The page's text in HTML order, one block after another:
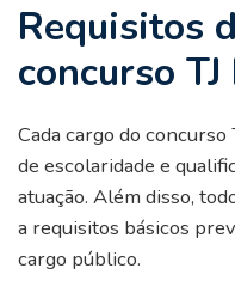
Requisitos
concurso TJ
Cada cargo do
de escolaridade e
atuação. Além disso,
a requisitos básicos
cargo público.